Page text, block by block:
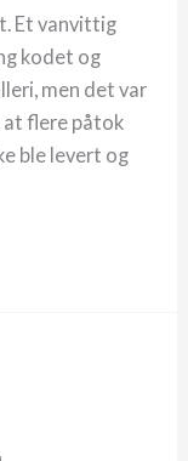
Et vanvittig
kodet og
men det var
at flere påtok
ble levert og